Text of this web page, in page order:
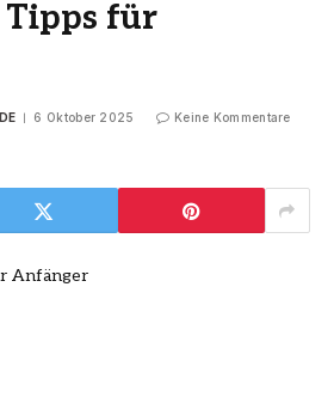
Tipps für
6 Oktober 2025 Keine Kommentare